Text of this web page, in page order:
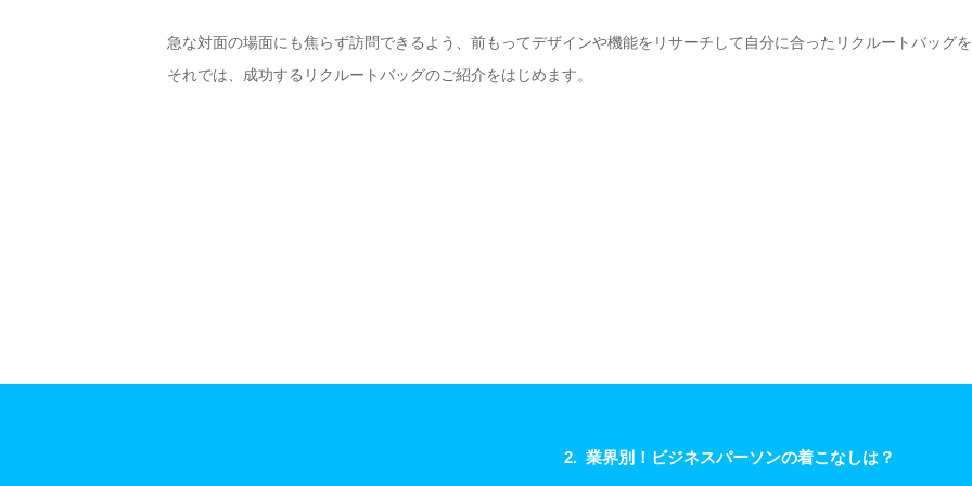
急な対面の場面にも焦らず訪問できるよう、前もってデザインや機能をリサーチして自分に合ったリクルートバッグを
それでは、成功するリクルートバッグのご紹介をはじめます。
2. 業界別！ビジネスパーソンの着こなしは？